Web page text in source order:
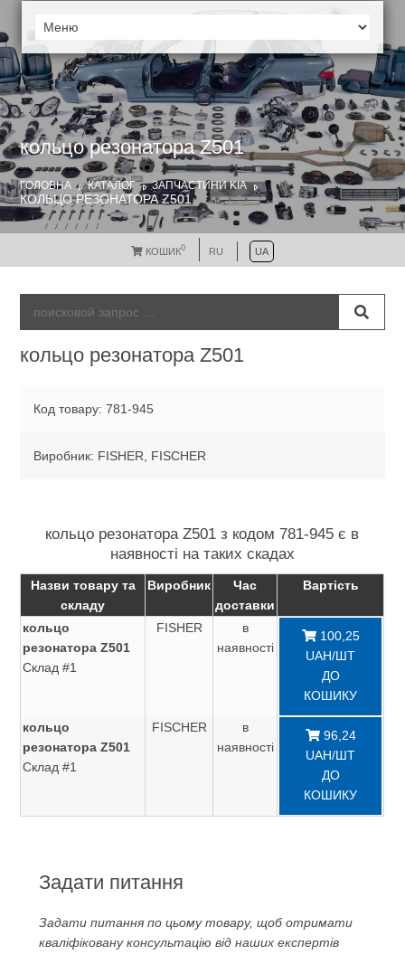
кольцо резонатора Z501
ГОЛОВНА КАТАЛОГ ЗАПЧАСТИНИ KIA
КОЛЬЦО РЕЗОНАТОРА Z501
КОШИК0 RU UA
кольцо резонатора Z501
Код товару: 781-945
Виробник: FISHER, FISCHER
кольцо резонатора Z501 з кодом 781-945 є в
наявності на таких скадах
Назви товару та
складу
Виробник
Час
доставки
Вартість
кольцо
резонатора Z501
Склад #1
FISHER
в
наявності
100,25
UAH/ШТ
ДО
КОШИКУ
кольцо
резонатора Z501
Склад #1
FISCHER
в
наявності
96,24
UAH/ШТ
ДО
КОШИКУ
Задати питання
Задати питання по цьому товару, щоб отримати
кваліфіковану консультацію від наших експертів